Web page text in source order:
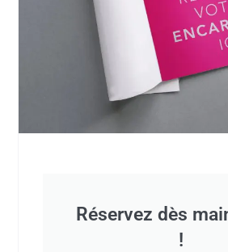
Réservez dès
!